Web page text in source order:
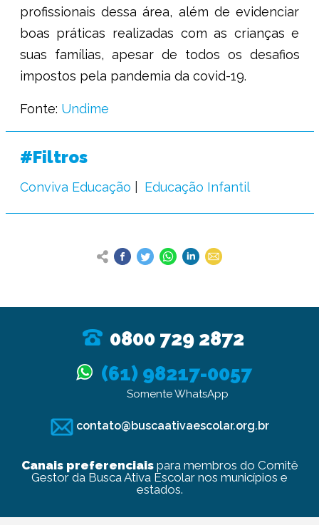
profissionais dessa área, além de evidenciar
boas práticas realizadas com as crianças e
suas famílias, apesar de todos os desafios
impostos pela pandemia da covid-19.
Fonte: Undime
#Filtros
Conviva Educação Educação Infantil
0800 729 2872
(61) 98217-0057
Somente WhatsApp
contato@buscaativaescolar.org.br
Canais preferenciaispara membros do Comitê
Gestor da Busca Ativa Escolar nos municípios e
estados.